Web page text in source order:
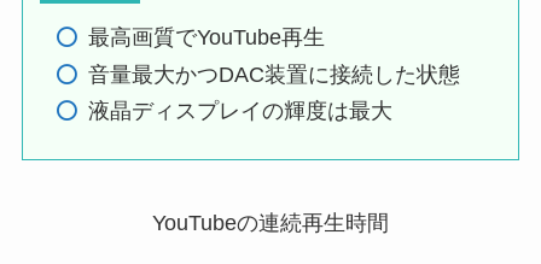
最高画質でYouTube再生
音量最大かつDAC装置に接続した状態
液晶ディスプレイの輝度は最大
YouTubeの連続再生時間